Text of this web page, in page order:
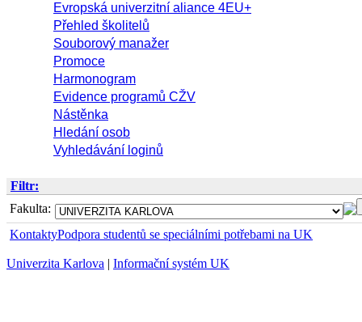
Evropská univerzitní aliance 4EU+
Přehled školitelů
Souborový manažer
Promoce
Harmonogram
Evidence programů CŽV
Nástěnka
Hledání osob
Vyhledávání loginů
Filtr:
Fakulta:
KontaktyPodpora studentů se speciálními potřebami na UK
Univerzita Karlova | Informační systém UK